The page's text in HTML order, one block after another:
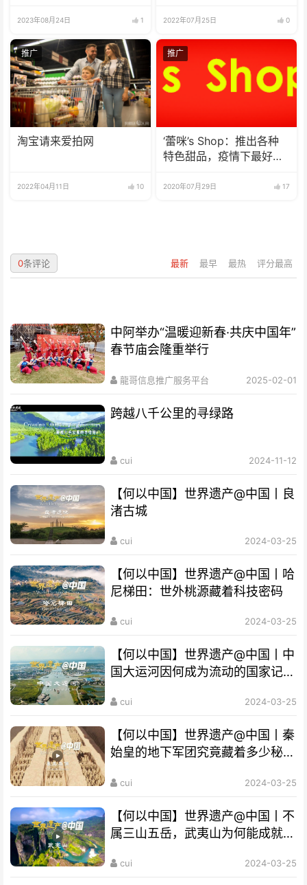
2023年08月24日 1 2022年07月25日 0
推广
淘宝请来爱拍网
2022年04月11日 10
推广
‘蕾咪’s Shop：推出各种
特色甜品，疫情下最好的
2020年07月29日 17
最新 最早 最热 评分最高
0条评论
中阿举办“温暖迎新春·共庆中国年”
春节庙会隆重举行
龍哥信息推广服务平台 2025-02-01
跨越八千公里的寻绿路
cui 2024-11-12
【何以中国】世界遗产@中国丨良
渚古城
cui 2024-03-25
【何以中国】世界遗产@中国丨哈
尼梯田：世外桃源藏着科技密码
cui 2024-03-25
【何以中国】世界遗产@中国丨中
国大运河因何成为流动的国家记
cui 2024-03-25
【何以中国】世界遗产@中国丨秦
始皇的地下军团究竟藏着多少秘
cui 2024-03-25
【何以中国】世界遗产@中国丨不
属三山五岳，武夷山为何能成就
cui 2024-03-25